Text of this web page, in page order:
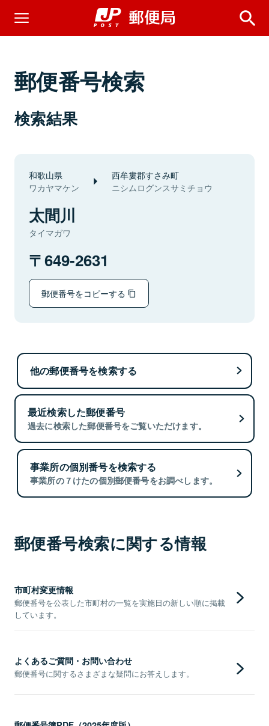
郵便番号検索
検索結果
和歌山県
ワカヤマケン
西牟婁郡すさみ町
ニシムログンスサミチョウ
太間川
タイマガワ
649-2631
郵便番号をコピーする
他の郵便番号を検索する
最近検索した郵便番号
過去に検索した郵便番号をご覧いただけます。
事業所の個別番号を検索する
事業所の７けたの個別郵便番号をお調べします。
郵便番号検索に関する情報
市町村変更情報
郵便番号を公表した市町村の一覧を実施日の新しい順に掲載
しています。
よくあるご質問・お問い合わせ
郵便番号に関するさまざまな疑問にお答えします。